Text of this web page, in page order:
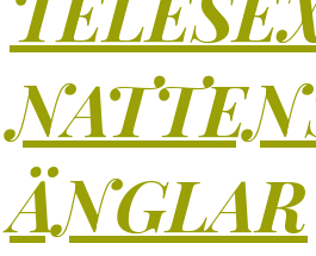
ÄNGLAR